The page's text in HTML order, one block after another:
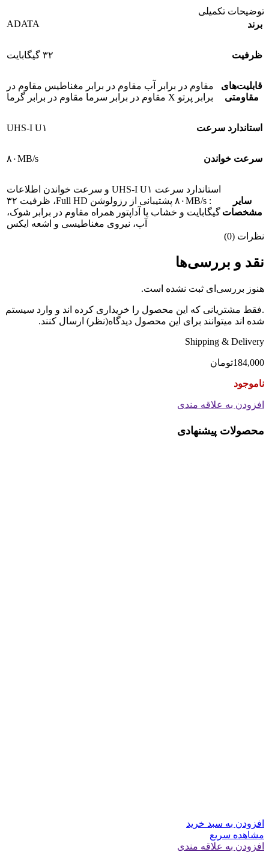
توضیحات تکمیلی
برند
ADATA
ظرفیت ۳۲ گیگابایت
قابلیت‌های
مقاومتی
مقاوم در برابر آب مقاوم در برابر مغناطیس مقاوم در
برابر پرتو X مقاوم در برابر سرما مقاوم در برابر گرما
استاندارد سرعت UHS-I U۱
سرعت خواندن ۸۰MB/s
سایر
مشخصات
استاندارد سرعت UHS-I U۱ و سرعت خواندن اطلاعات
: ۸۰MB/s پشتیبانی از رزولوشن Full HD، ظرفیت ۳۲
گیگابایت و خشاب یا آداپتور همراه مقاوم در برابر شوک،
آب، نیروی مغناطیسی و اشعه ایکس
نظرات (0)
نقد و بررسی‌ها
هنوز بررسی‌ای ثبت نشده است.
.فقط مشتریانی که این محصول را خریداری کرده اند و وارد سیستم
شده اند میتوانند برای این محصول دیدگاه(نظر) ارسال کنند.
Shipping & Delivery
184,000تومان
ناموجود
افزودن به علاقه مندی
محصولات پیشنهادی
افزودن به سبد خرید
مشاهده سریع
افزودن به علاقه مندی